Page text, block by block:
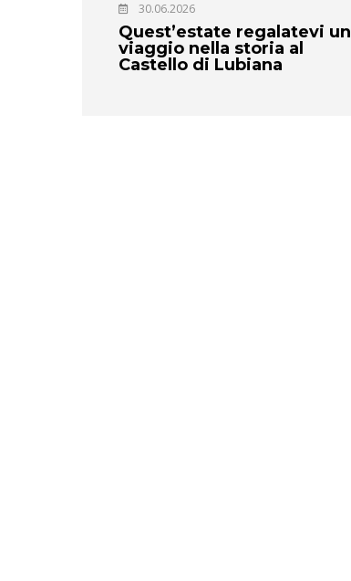
30.06.2026
Quest’estate regalatevi un
viaggio nella storia al
Castello di Lubiana